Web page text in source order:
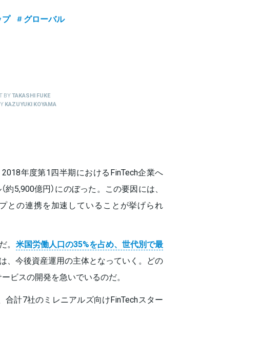
グローバル
BYTAKASHI FUKE
KAZUYUKI KOYAMA
年度第1四半期におけるFinTech企業へ
5,900億円）にのぼった。この要因には、
との連携を加速していることが挙げられ
米国労働人口の35%を占め、世代別で最
、今後資産運用の主体となっていく。どの
ビスの開発を急いでいるのだ。
計7社のミレニアルズ向けFinTechスター